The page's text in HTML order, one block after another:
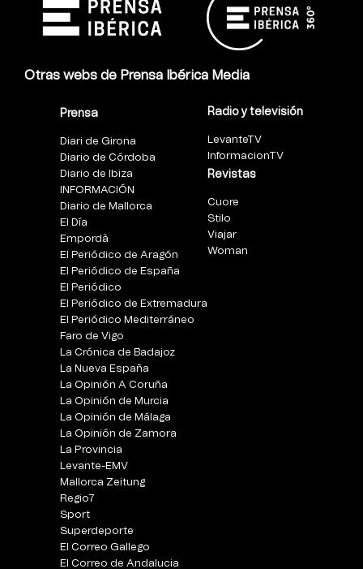
Otras webs de Prensa Ibérica Media
Prensa
Diari de Girona
Diario de Córdoba
Diario de Ibiza
INFORMACIÓN
Diario de Mallorca
El Día
Empordà
El Periódico de Aragón
El Periódico de España
El Periódico
El Periódico de Extremadura
El Periódico Mediterráneo
Faro de Vigo
La Crónica de Badajoz
La Nueva España
La Opinión A Coruña
La Opinión de Murcia
La Opinión de Málaga
La Opinión de Zamora
La Provincia
Levante-EMV
Mallorca Zeitung
Regio7
Sport
Superdeporte
El Correo Gallego
El Correo de Andalucia
Radio y televisión
LevanteTV
InformacionTV
Revistas
Cuore
Stilo
Viajar
Woman